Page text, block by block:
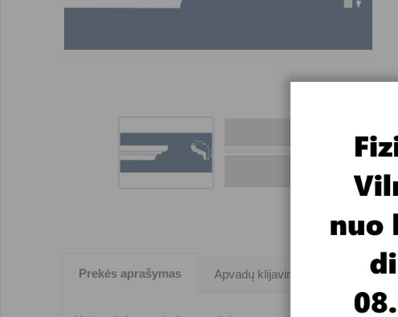
Prekės aprašymas Apvadų klijavimas